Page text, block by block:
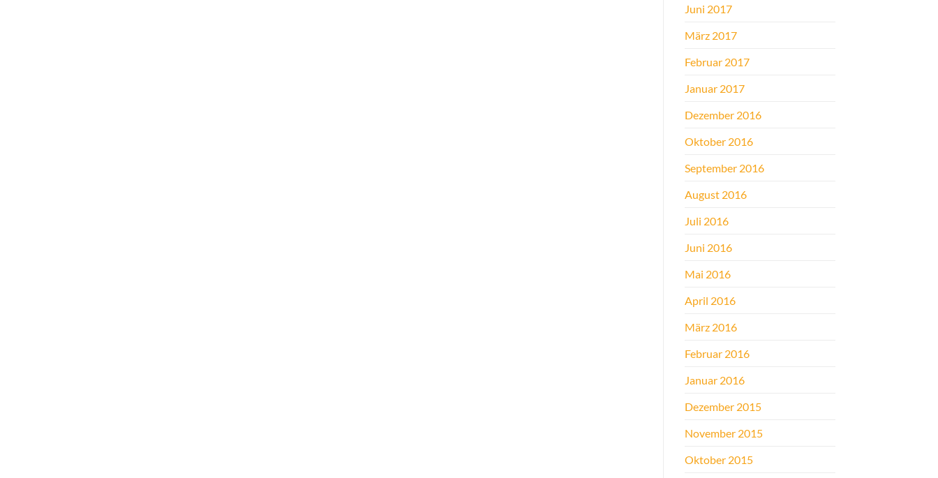
Juni 2017
März 2017
Februar 2017
Januar 2017
Dezember 2016
Oktober 2016
September 2016
August 2016
Juli 2016
Juni 2016
Mai 2016
April 2016
März 2016
Februar 2016
Januar 2016
Dezember 2015
November 2015
Oktober 2015